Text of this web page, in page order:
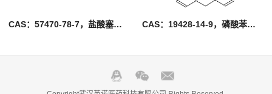
CAS：57470-78-7，盐酸塞利洛尔 CAS：19428-14-9，磷酸苯丙哌林